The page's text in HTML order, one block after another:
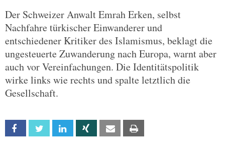
Der Schweizer Anwalt Emrah Erken, selbst
Nachfahre türkischer Einwanderer und
entschiedener Kritiker des Islamismus, beklagt die
ungesteuerte Zuwanderung nach Europa, warnt aber
auch vor Vereinfachungen. Die Identitätspolitik
wirke links wie rechts und spalte letztlich die
Gesellschaft.
Facebook Twitter Linkedin Xing Email